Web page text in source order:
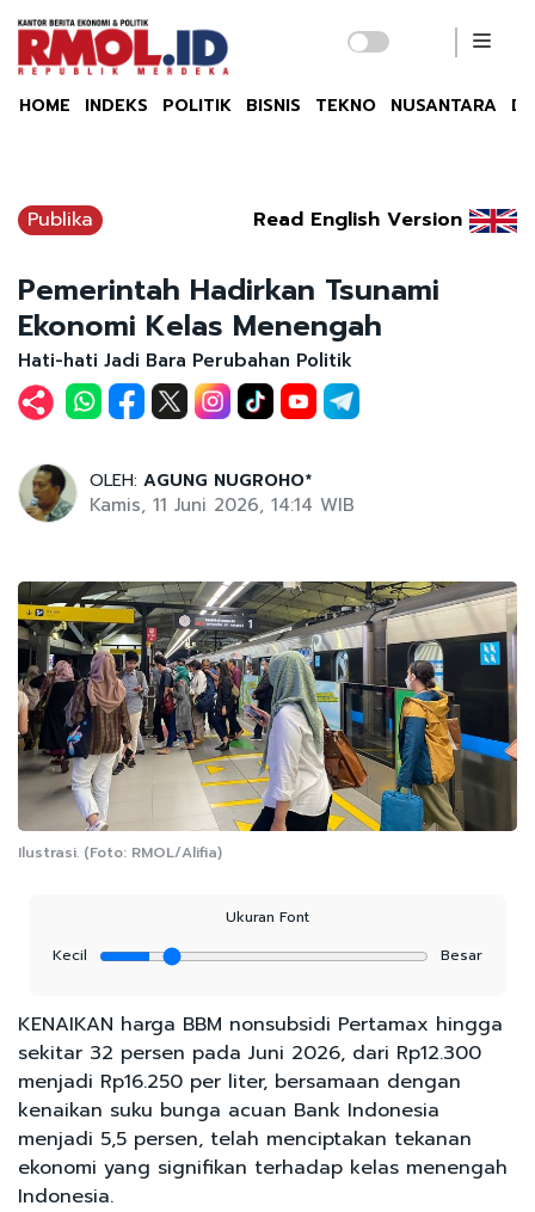
HOME INDEKS POLITIK BISNIS TEKNO NUSANTARA
Publika Read English Version
Pemerintah Hadirkan Tsunami
Ekonomi Kelas Menengah
Hati-hati Jadi Bara Perubahan Politik
OLEH: AGUNG NUGROHO*
Kamis, 11 Juni 2026, 14:14 WIB
Ilustrasi. (Foto: RMOL/Alifia)
Ukuran Font
Kecil
Besar
KENAIKAN harga BBM nonsubsidi Pertamax hingga
sekitar 32 persen pada Juni 2026, dari Rp12.300
menjadi Rp16.250 per liter, bersamaan dengan
kenaikan suku bunga acuan Bank Indonesia
menjadi 5,5 persen, telah menciptakan tekanan
ekonomi yang signifikan terhadap kelas menengah
Indonesia.